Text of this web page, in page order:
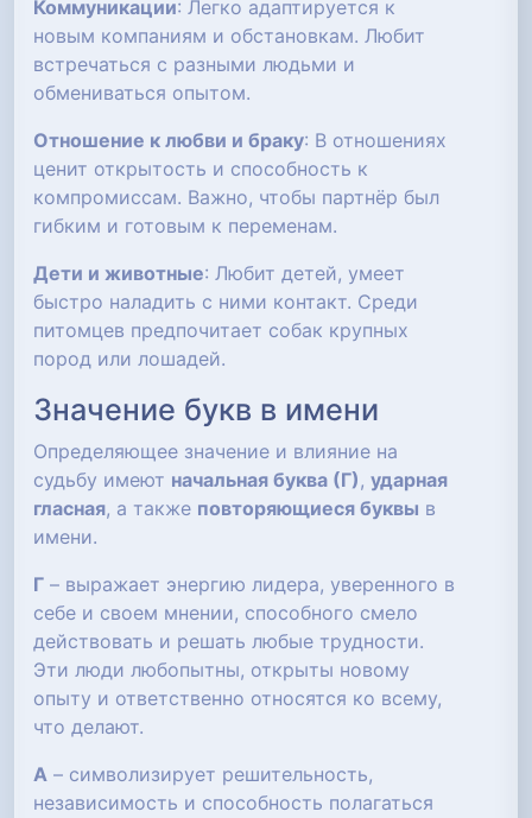
Коммуникации: Легко адаптируется к
новым компаниям и обстановкам. Любит
встречаться с разными людьми и
обмениваться опытом.
Отношение к любви и браку: В отношениях
ценит открытость и способность к
компромиссам. Важно, чтобы партнёр был
гибким и готовым к переменам.
Дети и животные: Любит детей, умеет
быстро наладить с ними контакт. Среди
питомцев предпочитает собак крупных
пород или лошадей.
Значение букв в имени
Определяющее значение и влияние на
судьбу имеют начальная буква (Г), ударная
гласная, а также повторяющиеся буквы в
имени.
Г – выражает энергию лидера, уверенного в
себе и своем мнении, способного смело
действовать и решать любые трудности.
Эти люди любопытны, открыты новому
опыту и ответственно относятся ко всему,
что делают.
А – символизирует решительность,
независимость и способность полагаться